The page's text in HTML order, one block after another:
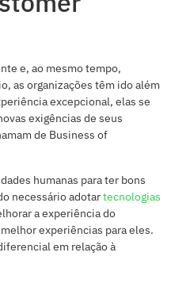
e, ao mesmo tempo,
as organizações têm ido além
excepcional, elas se
exigências de seus
de Business of
humanas para ter bons
necessário adotartecnologias
a experiência do
experiências para eles.
em relação à